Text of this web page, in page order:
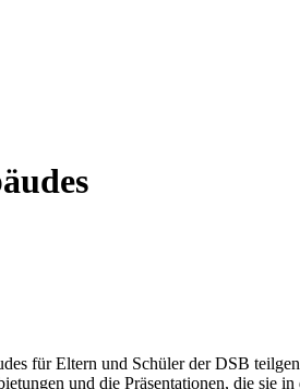
für Eltern und Schüler der DSB
und die Präsentationen, die sie